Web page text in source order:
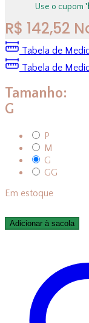
Use o cupom
R$ 142,52
Tabela de
Tabela de
Tamanho:
G
P
M
G
GG
Em estoque
Adicionar à sacola